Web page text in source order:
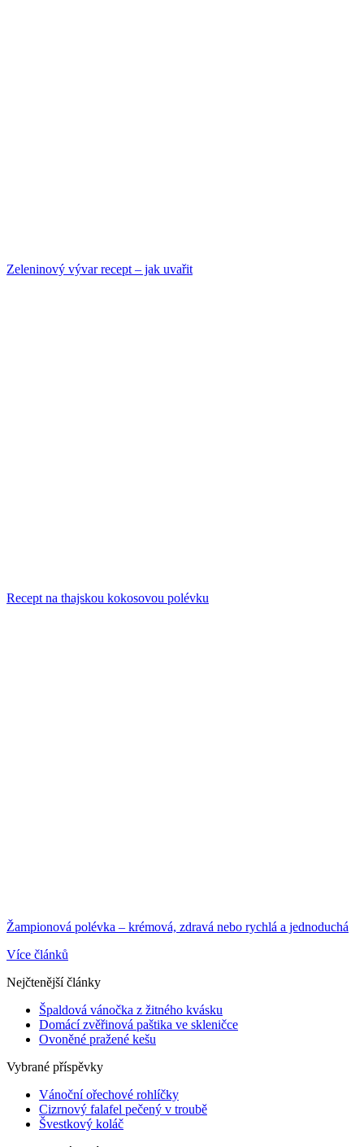
Zeleninový vývar recept – jak uvařit
Recept na thajskou kokosovou polévku
Žampionová polévka – krémová, zdravá nebo rychlá a jednoduchá
Více článků
Nejčtenější články
Špaldová vánočka z žitného kvásku
Domácí zvěřinová paštika ve skleničce
Ovoněné pražené kešu
Vybrané příspěvky
Vánoční ořechové rohlíčky
Cizrnový falafel pečený v troubě
Švestkový koláč